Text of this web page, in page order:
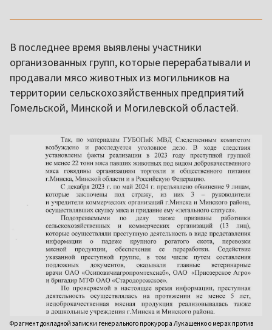
В последнее время выявлены участники
организованных групп, которые перерабатывали и
продавали мясо животных из могильников на
территории сельскохозяйственных предприятий
Гомельской, Минской и Могилевской областей.
Фрагмент докладной записки генерального прокурора Лукашенко о мерах против